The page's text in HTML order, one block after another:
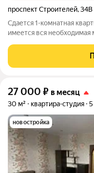
проспект Строителей,34В
Сдается 1-комнатная
имеется вся необходимая
27 000 ₽ в месяц
30 м² квартира-студия 5
новостройка